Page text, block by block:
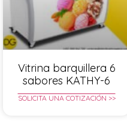
Vitrina barquillera 6
sabores KATHY-6
SOLICITA UNA COTIZACIÓN >>